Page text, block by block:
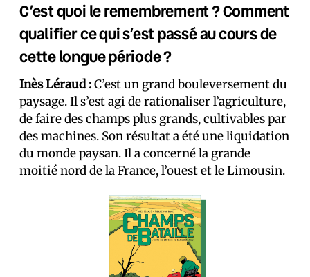
C’est quoi le remembrement ? Comment
qualifier ce qui s’est passé au cours de
cette longue période ?
Inès Léraud :C’est un grand bouleversement du
paysage. Il s’est agi de rationaliser l’agriculture,
de faire des champs plus grands, cultivables par
des machines. Son résultat a été une liquidation
du monde paysan. Il a concerné la grande
moitié nord de la France, l’ouest et le Limousin.